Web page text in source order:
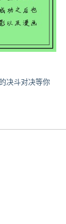
决斗对决等你